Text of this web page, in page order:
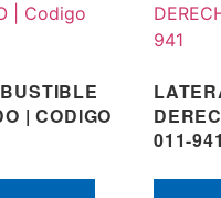
| CODIGO
011-